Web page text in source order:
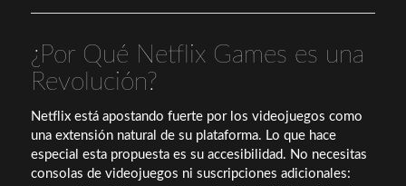
¿Por Qué Netflix Games es una
Revolución?
Netflix está apostando fuerte por los videojuegos como
una extensión natural de su plataforma. Lo que hace
especial esta propuesta es su accesibilidad. No necesitas
consolas de videojuegos ni suscripciones adicionales: